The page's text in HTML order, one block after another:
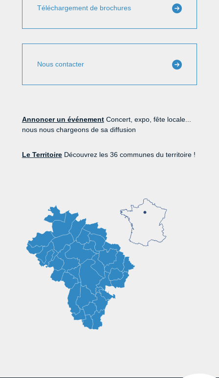
Téléchargement de brochures
Nous contacter
Annoncer un événementConcert, expo, fête locale...
nous nous chargeons de sa diffusion
Le TerritoireDécouvrez les 36 communes du territoire !